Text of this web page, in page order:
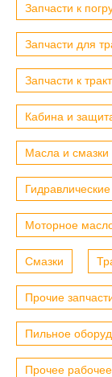
Запчасти к
Запчасти для
Запчасти к
Кабина и
Масла и смазки
Моторное
Смазки
Прочие
Пильное
Прочее